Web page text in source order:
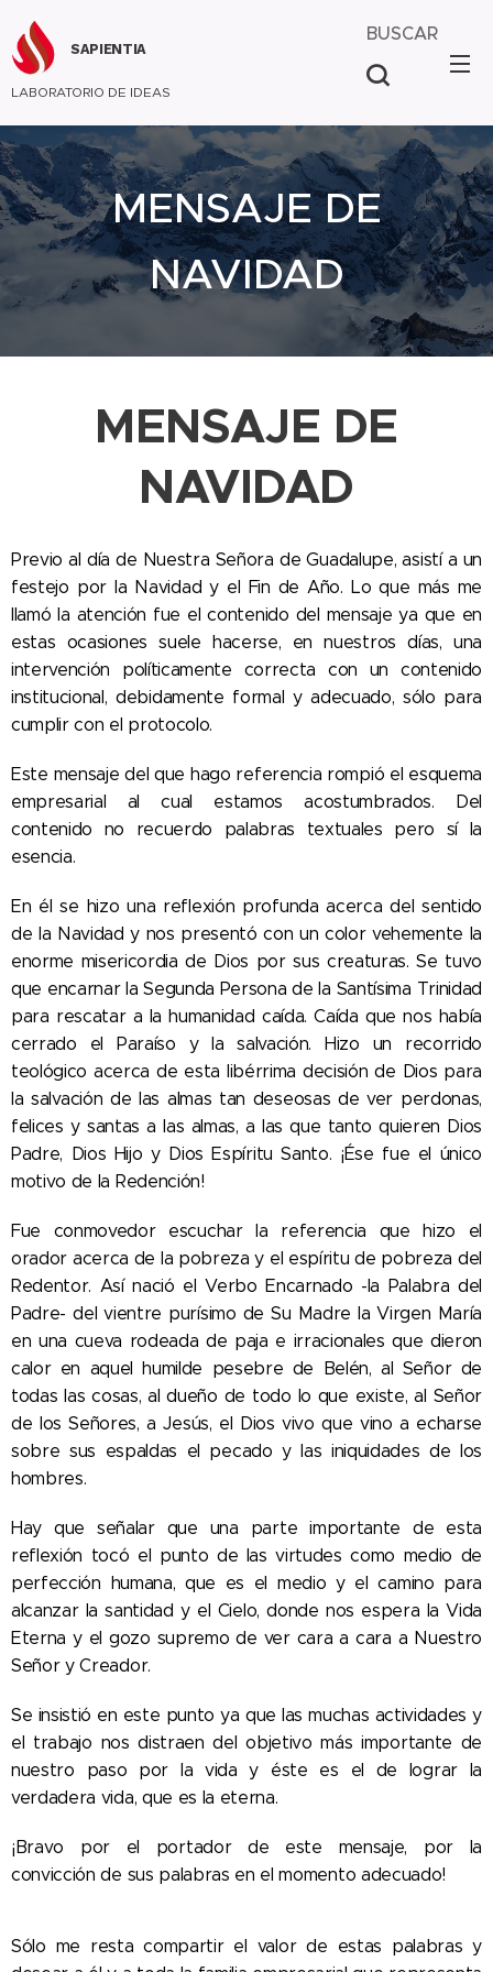
SAPIENTIA
LABORATORIO DE IDEAS
BUSCAR
MENSAJE DE
NAVIDAD
MENSAJE DE
NAVIDAD
Previo al día de Nuestra Señora de Guadalupe, asistí a un
festejo por la Navidad y el Fin de Año. Lo que más me
llamó la atención fue el contenido del mensaje ya que en
estas ocasiones suele hacerse, en nuestros días, una
intervención políticamente correcta con un contenido
institucional, debidamente formal y adecuado, sólo para
cumplir con el protocolo.
Este mensaje del que hago referencia rompió el esquema
empresarial al cual estamos acostumbrados. Del
contenido no recuerdo palabras textuales pero sí la
esencia.
En él se hizo una reflexión profunda acerca del sentido
de la Navidad y nos presentó con un color vehemente la
enorme misericordia de Dios por sus creaturas. Se tuvo
que encarnar la Segunda Persona de la Santísima Trinidad
para rescatar a la humanidad caída. Caída que nos había
cerrado el Paraíso y la salvación. Hizo un recorrido
teológico acerca de esta libérrima decisión de Dios para
la salvación de las almas tan deseosas de ver perdonas,
felices y santas a las almas, a las que tanto quieren Dios
Padre, Dios Hijo y Dios Espíritu Santo. ¡Ése fue el único
motivo de la Redención!
Fue conmovedor escuchar la referencia que hizo el
orador acerca de la pobreza y el espíritu de pobreza del
Redentor. Así nació el Verbo Encarnado -la Palabra del
Padre- del vientre purísimo de Su Madre la Virgen María
en una cueva rodeada de paja e irracionales que dieron
calor en aquel humilde pesebre de Belén, al Señor de
todas las cosas, al dueño de todo lo que existe, al Señor
de los Señores, a Jesús, el Dios vivo que vino a echarse
sobre sus espaldas el pecado y las iniquidades de los
hombres.
Hay que señalar que una parte importante de esta
reflexión tocó el punto de las virtudes como medio de
perfección humana, que es el medio y el camino para
alcanzar la santidad y el Cielo, donde nos espera la Vida
Eterna y el gozo supremo de ver cara a cara a Nuestro
Señor y Creador.
Se insistió en este punto ya que las muchas actividades y
el trabajo nos distraen del objetivo más importante de
nuestro paso por la vida y éste es el de lograr la
verdadera vida, que es la eterna.
¡Bravo por el portador de este mensaje, por la
convicción de sus palabras en el momento adecuado!
Sólo me resta compartir el valor de estas palabras y